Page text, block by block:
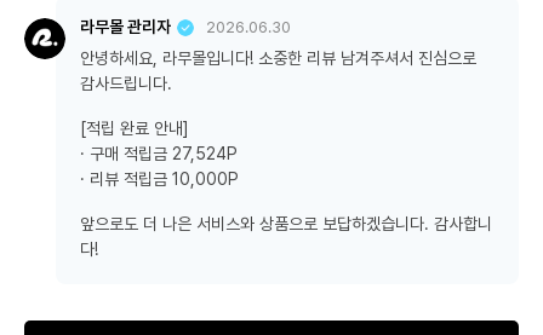
라무몰 관리자 2026.06.30
안녕하세요, 라무몰입니다! 소중한 리뷰 남겨주셔서 진심으로
감사드립니다.
[적립 완료 안내]
· 구매 적립금 27,524P
· 리뷰 적립금 10,000P
앞으로도 더 나은 서비스와 상품으로 보답하겠습니다. 감사합니
다!